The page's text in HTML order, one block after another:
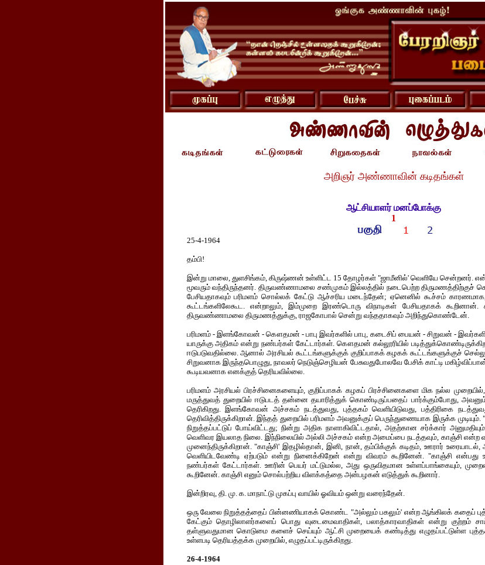
அறிஞர் அண்ணாவின் கடிதங்கள்
ஆட்சியாளர் மனப்போக்கு
1
25-4-1964
தம்பி!
இன்று மாலை, துளசிங்கம், கிருஷ்ணன் உள்ளிட்ட 15 தோழர்கள் "ஜாமீனில்' வெளியே சென்றனர்.
மூவரும் வந்திருந்தனர். திருவண்ணாமலை சண்முகம் இல்லத்தில் நடைபெற்ற திருமணத்திற்குச்
பேசியதாகவும் பரிமளம் சொல்லக் கேட்டு ஆச்சரிய மடைந்தேன்; ஏனெனில் கூச்சம்
கூட்டங்களிலேகூட. என்றாலும், இம்முறை இரண்டொரு விநாடிகள் பேசியதாகக் கூறினான்.
திருவண்ணாமலை திருமணத்துக்கு, ராஜகோபால் சென்று வந்ததாகவும் அறிந்துகொண்டேன்.
பரிமளம் - இளங்கோவன் - கௌதமன் - பாபு இவர்களில் பாபு, கடைசிப் பையன் - சிறுவன் -
யாருக்கு அதிகம் என்று நண்பர்கள் கேட்டார்கள். கௌதமன் கல்லூரியில்
ஈடுபடுவதில்லை. ஆனால் அரசியல் கூட்டங்களுக்குக் குறிப்பாகக் கழகக் கூட்டங்களுக்குச்
சிறுவனாக இருந்தபொழுது, நாவலர் நெடுஞ்செழியன் பேசுவதுபோலவே பேசிக் காட்டி
கூடியவனாக எனக்குத் தெரியவில்லை.
பரிமளம் அரசியல் பிரச்சினைகளையும், குறிப்பாகக் கழகப் பிரச்சினைகளை மிக நல்ல
மருத்துவத் துறையில் ஈடுபடத் தன்னை தயாரித்துக் கொண்டிருப்பதைப் பார்க்கும்போது,
தெரிகிறது. இளங்கோவன் அச்சகம் நடத்துவது, புத்தகம் வெளியிடுவது, பத்திரிகை
தெரிவித்திருக்கிறான். இந்தத் துறையில் பரிமளம் அவனுக்குப் பெருந்துணையாக இருக்க
நிறுத்தப்பட்டுப் போய்விட்டது; நின்று அதிக நாளாகிவிட்டதால், அதற்கான சர்க்கார்
வெளிவர இயலாத நிலை. இந்நிலையில் அல்லி அச்சகம் என்ற அமைப்பை நடத்தவும், காஞ்சி
முனைந்திருக்கிறான். "காஞ்சி' இதழில்தான், இனி, நான், தம்பிக்குக் கடிதம், ஊரார்
வெளியிடவேண்டி ஏற்படும் என்று நினைக்கிறேன் என்று விவரம் கூறினேன். "காஞ்சி
நண்பர்கள் கேட்டார்கள். ஊரின் பெயர் மட்டுமல்ல, அது ஒருவிதமான உள்ளப்பாங்கையும்,
கூறினேன். காஞ்சி எனும் சொல்பற்றிய விளக்கத்தை அன்பழகன் எடுத்துக் கூறினார்.
இன்றிரவு, தி. மு. க. மாநாட்டு முகப்பு வாயில் ஓவியம் ஒன்று வரைந்தேன்.
ஒரு வேலை நிறுத்தத்தைப் பின்னணியாகக் கொண்ட "அல்லும் பகலும்' என்ற ஆங்கிலக் கதைப்
கேட்கும் தொழிலாளர்களைப் பொது வுடைமைவாதிகள், பலாத்காரவாதிகள் என்று குற்றம்
தள்ளுவதுமான கொடுமை களைச் செய்யும் ஆட்சி முறையைக் கண்டித்து எழுதப்பட்டுள்ள
உள்ளபடி தெரியத்தக்க முறையில், எழுதப்பட்டிருக்கிறது.
26-4-1964